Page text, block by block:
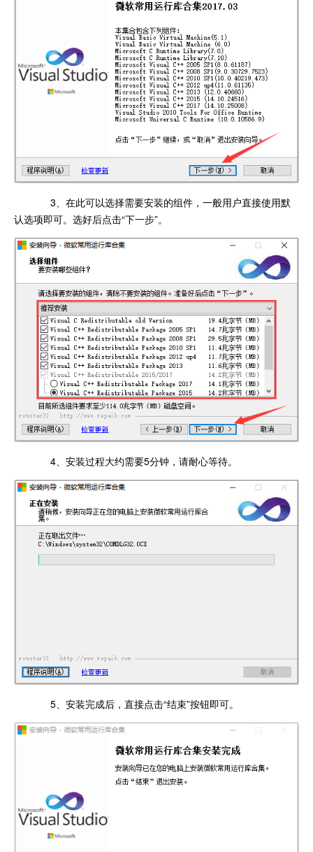
3、在此可以选择需要安装的组件，一般用户直接使用默
认选项即可。选好后点击“下一步”。
4、安装过程大约需要5分钟，请耐心等待。
5、安装完成后，直接点击“结束”按钮即可。